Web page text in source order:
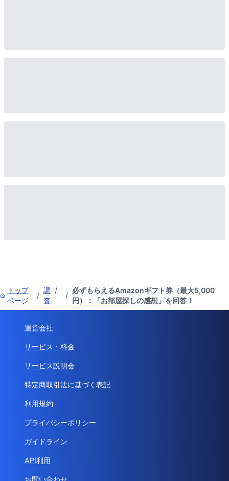
トップ
ページ
/
調
査
/
/
必ずもらえるAmazonギフト券（最大5,000
円）：「お部屋探しの感想」を回答！
運営会社
サービス・料金
サービス説明会
特定商取引法に基づく表記
利用規約
プライバシーポリシー
ガイドライン
API利用